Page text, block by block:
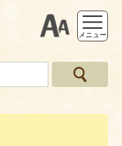
支援ツー
メニュー